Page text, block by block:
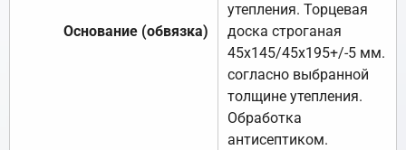
Основание (обвязка)
утепления. Торцевая
доска строганая
45х145/45х195+/-5 мм.
согласно выбранной
толщине утепления.
Обработка
антисептиком.